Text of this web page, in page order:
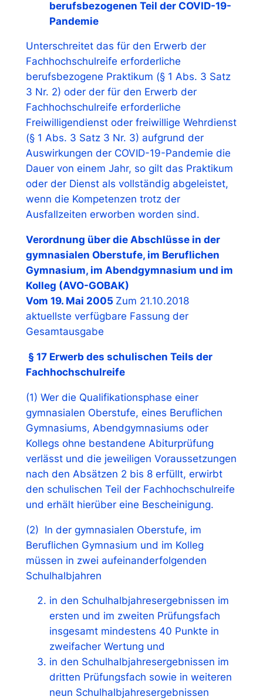
berufsbezogenen Teil der COVID-19-
Pandemie
Unterschreitet das für den Erwerb der
Fachhochschulreife erforderliche
berufsbezogene Praktikum (§ 1 Abs. 3 Satz
3 Nr. 2) oder der für den Erwerb der
Fachhochschulreife erforderliche
Freiwilligendienst oder freiwillige Wehrdienst
(§ 1 Abs. 3 Satz 3 Nr. 3) aufgrund der
Auswirkungen der COVID-19-Pandemie die
Dauer von einem Jahr, so gilt das Praktikum
oder der Dienst als vollständig abgeleistet,
wenn die Kompetenzen trotz der
Ausfallzeiten erworben worden sind.
Verordnung über die Abschlüsse in der
gymnasialen Oberstufe, im Beruflichen
Gymnasium, im Abendgymnasium und im
Kolleg (AVO-GOBAK)
Vom 19. Mai 2005 Zum 21.10.2018
aktuellste verfügbare Fassung der
Gesamtausgabe
§ 17 Erwerb des schulischen Teils der
Fachhochschulreife
(1) Wer die Qualifikationsphase einer
gymnasialen Oberstufe, eines Beruflichen
Gymnasiums, Abendgymnasiums oder
Kollegs ohne bestandene Abiturprüfung
verlässt und die jeweiligen Voraussetzungen
nach den Absätzen 2 bis 8 erfüllt, erwirbt
den schulischen Teil der Fachhochschulreife
und erhält hierüber eine Bescheinigung.
(2) In der gymnasialen Oberstufe, im
Beruflichen Gymnasium und im Kolleg
müssen in zwei aufeinanderfolgenden
Schulhalbjahren
in den Schulhalbjahresergebnissen im
ersten und im zweiten Prüfungsfach
insgesamt mindestens 40 Punkte in
zweifacher Wertung und
in den Schulhalbjahresergebnissen im
dritten Prüfungsfach sowie in weiteren
neun Schulhalbjahresergebnissen